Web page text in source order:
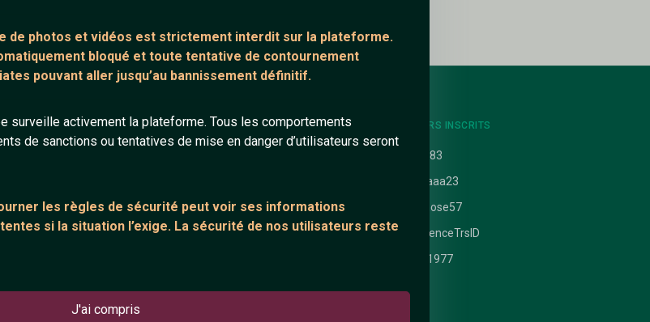
de photos et vidéos est strictement interdit sur la plateforme.
bloqué et toute tentative de contournement
pouvant aller jusqu’au bannissement définitif.
surveille activement la plateforme. Tous les comportements
de sanctions ou tentatives de mise en danger d’utilisateurs seront
les règles de sécurité peut voir ses informations
si la situation l’exige. La sécurité de nos utilisateurs reste
J'ai compris
ANNEXE ARTICLES RÉCENTS
Témoignage de nathanaelle
Le salon #Celibataires
DERNIERS INSCRITS
azur83
Sofiaaa23
Osmose57
LaurenceTrsID
cool1977